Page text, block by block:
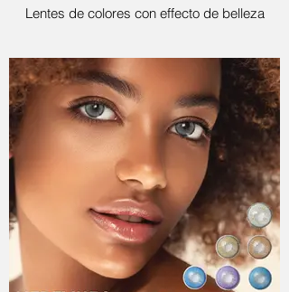
Lentes de colores con effecto de belleza